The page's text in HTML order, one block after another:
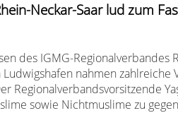
Neckar-Saar lud zum
des IGMG-Regionalverbandes
nahmen zahlreiche
Regionalverbandsvorsitzende
sowie Nichtmuslime zu